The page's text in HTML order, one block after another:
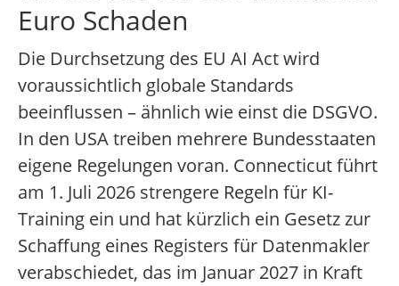
Euro Schaden
Die Durchsetzung des EU AI Act wird
voraussichtlich globale Standards
beeinflussen – ähnlich wie einst die DSGVO.
In den USA treiben mehrere Bundesstaaten
eigene Regelungen voran. Connecticut führt
am 1. Juli 2026 strengere Regeln für KI-
Training ein und hat kürzlich ein Gesetz zur
Schaffung eines Registers für Datenmakler
verabschiedet, das im Januar 2027 in Kraft